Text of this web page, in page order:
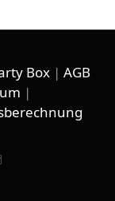
Box | AGB
|
Email